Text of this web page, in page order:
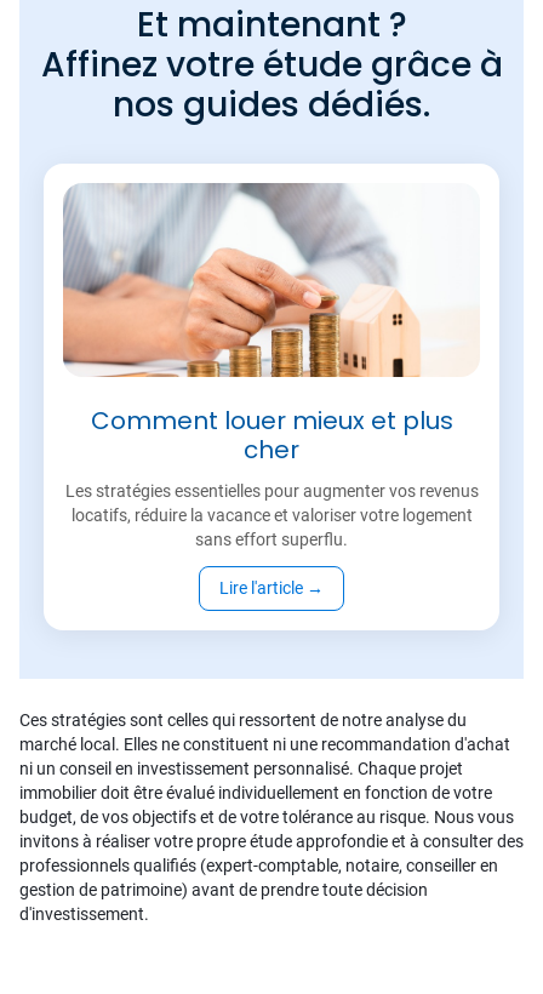
Et maintenant ?
Affinez votre étude grâce à
nos guides dédiés.
Comment louer mieux et plus
cher
Les stratégies essentielles pour augmenter vos revenus
locatifs, réduire la vacance et valoriser votre logement
sans effort superflu.
Lire l'article →
Ces stratégies sont celles qui ressortent de notre analyse du
marché local. Elles ne constituent ni une recommandation d'achat
ni un conseil en investissement personnalisé. Chaque projet
immobilier doit être évalué individuellement en fonction de votre
budget, de vos objectifs et de votre tolérance au risque. Nous vous
invitons à réaliser votre propre étude approfondie et à consulter des
professionnels qualifiés (expert-comptable, notaire, conseiller en
gestion de patrimoine) avant de prendre toute décision
d'investissement.